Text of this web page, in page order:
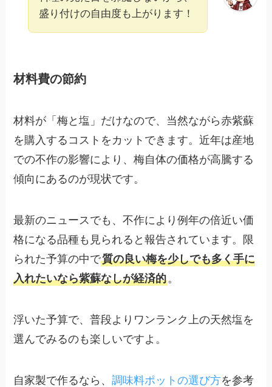
盛り付けの自由度も上がります！
材料費の節約
材料が「梅と塩」だけなので、当然ながら赤紫蘇
を購入するコストをカットできます。近年は産地
での不作の影響により、梅自体の価格が高騰する
傾向にあるのが現状です。
最新のニュースでも、不作により例年の倍近い価
格になる品種も見られると報告されています。限
られた予算の中で質の良い梅を少しでも多く手に
入れたいなら紫蘇なしが経済的。
浮いた予算で、普段よりワンランク上の天然塩を
選んでみるのも楽しいですよ。
自家製で作るなら、調味料ポットの選び方を参考